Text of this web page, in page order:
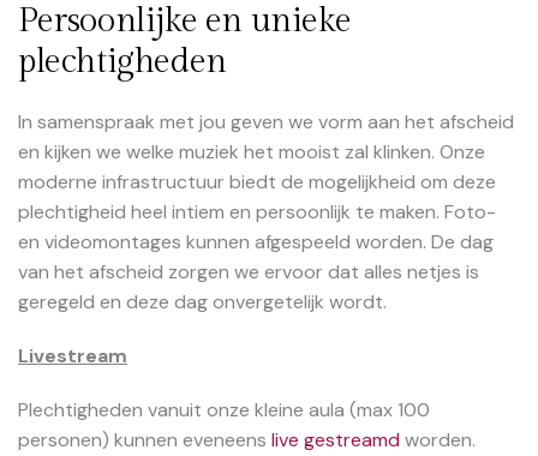
Persoonlijke en unieke
plechtigheden
In samenspraak met jou geven we vorm aan het afscheid
en kijken we welke muziek het mooist zal klinken. Onze
moderne infrastructuur biedt de mogelijkheid om deze
plechtigheid heel intiem en persoonlijk te maken. Foto-
en videomontages kunnen afgespeeld worden. De dag
van het afscheid zorgen we ervoor dat alles netjes is
geregeld en deze dag onvergetelijk wordt.
Livestream
Plechtigheden vanuit onze kleine aula (max 100
personen) kunnen eveneens live gestreamd worden.